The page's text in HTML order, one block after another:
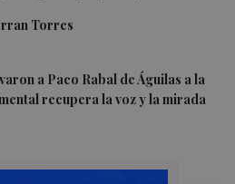
Torres
a Paco Rabal de Águilas a la
recupera la voz y la mirada